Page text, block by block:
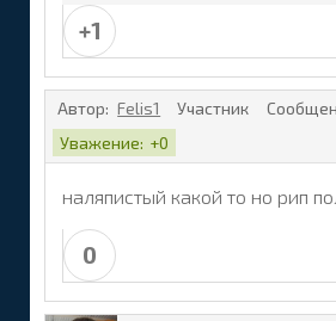
+1
Автор: Felis1 Участник
Уважение: +0
наляпистый какой то но рип
0